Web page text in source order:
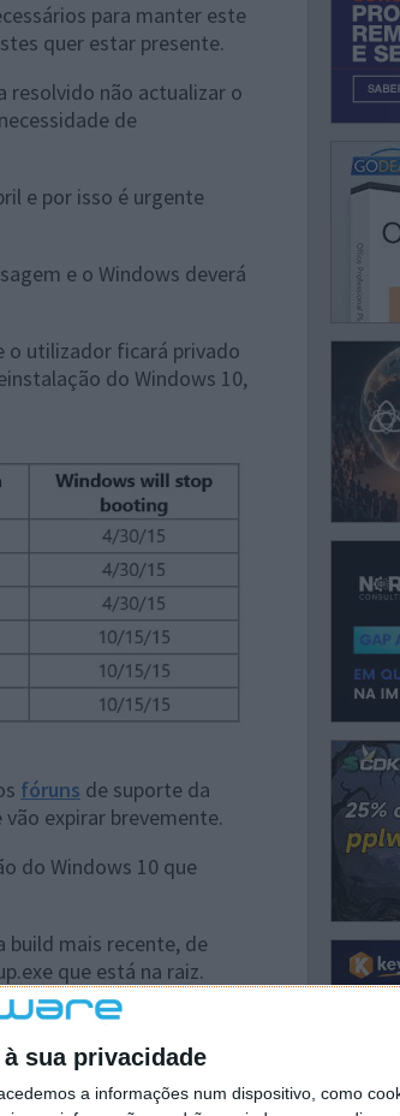
sua privacidade
a informações num dispositivo, como
para manter este
quer estar presente.
resolvido não actualizar o
de
e por isso é urgente
e o Windows deverá
o utilizador ficará privado
do Windows 10,
fóruns de suporte da
expirar brevemente.
do Windows 10 que
build mais recente, de
que está na raiz.
que actualizem o
que têm o Windows 10